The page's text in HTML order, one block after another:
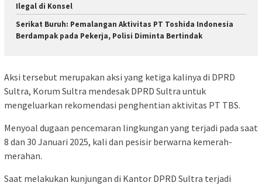
Ilegal di Konsel
Serikat Buruh: Pemalangan Aktivitas PT Toshida Indonesia
Berdampak pada Pekerja, Polisi Diminta Bertindak
Aksi tersebut merupakan aksi yang ketiga kalinya di DPRD
Sultra, Korum Sultra mendesak DPRD Sultra untuk
mengeluarkan rekomendasi penghentian aktivitas PT TBS.
Menyoal dugaan pencemaran lingkungan yang terjadi pada saat
8 dan 30 Januari 2025, kali dan pesisir berwarna kemerah-
merahan.
Saat melakukan kunjungan di Kantor DPRD Sultra terjadi